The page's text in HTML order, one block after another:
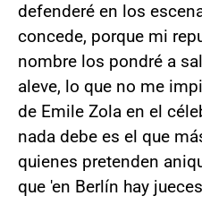
defenderé en los
concede, porque mi
nombre los pondré a
aleve, lo que no me
de Emile Zola en el
nada debe es el que
quienes pretenden
que 'en Berlín hay